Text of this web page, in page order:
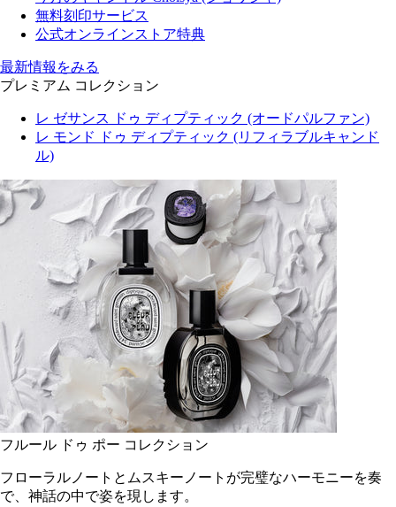
無料刻印サービス
公式オンラインストア特典
最新情報をみる
プレミアム コレクション
レ ゼサンス ドゥ ディプティック (オードパルファン)
レ モンド ドゥ ディプティック (リフィラブルキャンド
ル)
フルール ドゥ ポー コレクション
フローラルノートとムスキーノートが完璧なハーモニーを奏
で、神話の中で姿を現します。